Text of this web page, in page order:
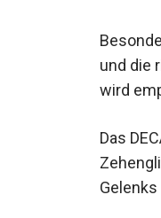
und die
wird
Das